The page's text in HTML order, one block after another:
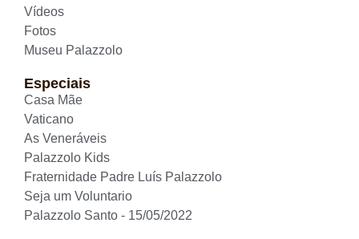
Vídeos
Fotos
Museu Palazzolo
Especiais
Casa Mãe
Vaticano
As Veneráveis
Palazzolo Kids
Fraternidade Padre Luís Palazzolo
Seja um Voluntario
Palazzolo Santo - 15/05/2022